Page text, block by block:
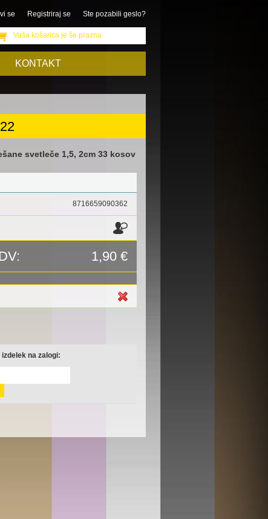
se Registriraj se Ste pozabili geslo?
Vaša košarica je še prazna
KONTAKT
svetleče 1,5, 2cm 33 kosov
8716659090362
1,90 €
na zalogi: